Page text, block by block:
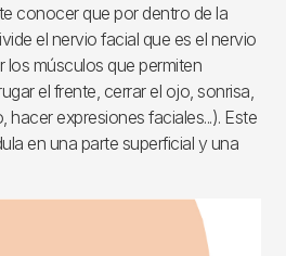
conocer que por dentro de la
el nervio facial que es el nervio
músculos que permiten
el frente, cerrar el ojo, sonrisa,
hacer expresiones faciales...). Este
en una parte superficial y una